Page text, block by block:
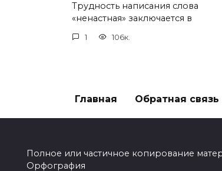
Трудность написания слова
«ненастная» заключается в
1 106к.
Главная Обратная связь
Полное или частичное копирование
Орфография